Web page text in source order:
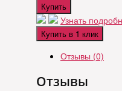
Купить
Узнать
Купить в 1 клик
Отзывы (0)
Отзывы